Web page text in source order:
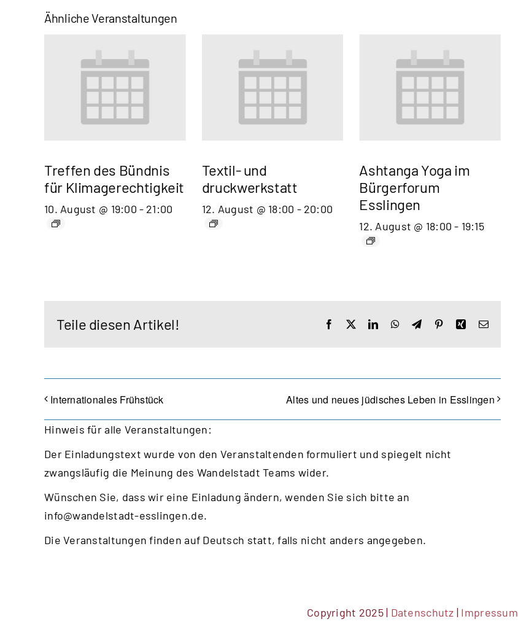
Ähnliche Veranstaltungen
Treffen des Bündnis
für Klimagerechtigkeit
10. August @ 19:00 - 21:00
Textil- und
druckwerkstatt
12. August @ 18:00 - 20:00
Ashtanga Yoga im
Bürgerforum
Esslingen
12. August @ 18:00 - 19:15
Teile diesen Artikel! Facebook LinkedInWhatsApp
TelegramPinterestXingE-
Internationales Frühstück Altes und neues jüdisches Leben in Esslingen
Hinweis für alle Veranstaltungen:
Der Einladungstext wurde von den Veranstaltenden formuliert und spiegelt nicht
zwangsläufig die Meinung des Wandelstadt Teams wider.
Wünschen Sie, dass wir eine Einladung ändern, wenden Sie sich bitte an
info@wandelstadt-esslingen.de.
Die Veranstaltungen finden auf Deutsch statt, falls nicht anders angegeben.
Copyright 2025 | Datenschutz | Impressum